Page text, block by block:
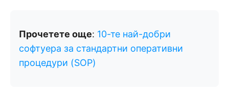
Прочетете още: 10-те най-добри
софтуера за стандартни оперативни
процедури (SOP)